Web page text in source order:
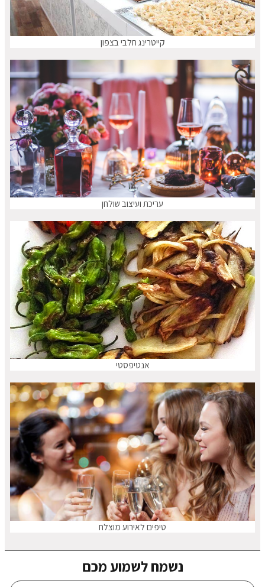
קייטרינג חלבי בצפון
עריכת ועיצוב שולחן
אנטיפסטי
טיפים לאירוע מוצלח
נשמח לשמוע מכם